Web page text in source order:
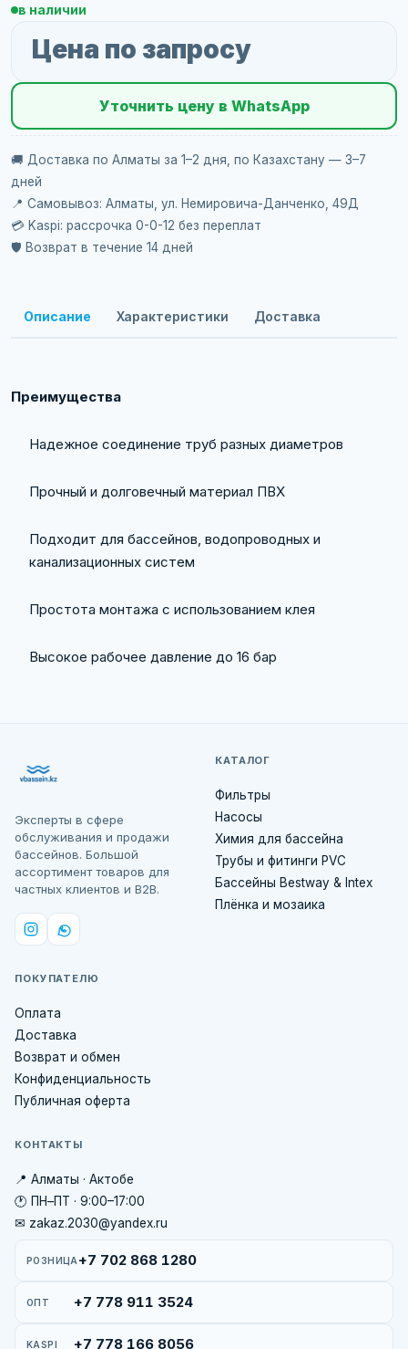
в наличии
Цена по запросу
Уточнить цену в WhatsApp
🚚 Доставка по Алматы за 1–2 дня, по Казахстану — 3–7
дней
📍 Самовывоз: Алматы, ул. Немировича-Данченко, 49Д
💳 Kaspi: рассрочка 0-0-12 без переплат
🛡️ Возврат в течение 14 дней
Описание Характеристики Доставка
Преимущества
Надежное соединение труб разных диаметров
Прочный и долговечный материал ПВХ
Подходит для бассейнов, водопроводных и
канализационных систем
Простота монтажа с использованием клея
Высокое рабочее давление до 16 бар
Эксперты в сфере
обслуживания и продажи
бассейнов. Большой
ассортимент товаров для
частных клиентов и B2B.
КАТАЛОГ
Фильтры
Насосы
Химия для бассейна
Трубы и фитинги PVC
Бассейны Bestway & Intex
Плёнка и мозаика
ПОКУПАТЕЛЮ
Оплата
Доставка
Возврат и обмен
Конфиденциальность
Публичная оферта
КОНТАКТЫ
📍 Алматы · Актобе
🕐 ПН–ПТ · 9:00–17:00
✉ zakaz.2030@yandex.ru
РОЗНИЦА +7 702 868 1280
ОПТ +7 778 911 3524
KASPI +7 778 166 8056